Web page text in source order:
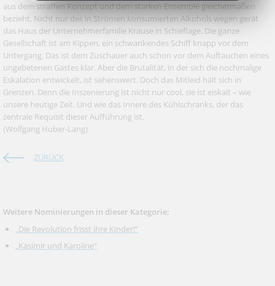
aus dem straffen Konzept und dem starken Ensemble gleichermaßen
bezieht. Nicht nur des in Strömen konsumierten Alkohols wegen gerät
das Haus der Unternehmerfamilie Krause in Schieflage. Die ganze
Gesellschaft ist am Kippen, ein schwankendes Schiff knapp vor dem
Untergang. Das ist dem Zuschauer auch schon vor dem Auftauchen eines
ungebetenen Gastes klar. Aber die Brutalität, in der sich die nochmalige
Eskalation entwickelt, ist sehenswert. Doch das Mitleid hält sich in
Grenzen. Denn die Inszenierung ist nicht nur cool, sie ist eiskalt – wie
unsere heutige Zeit. Und wie das Innere des Kühlschranks, der das
zentrale Requisit dieser Aufführung ist.
(Wolfgang Huber-Lang)
ZURÜCK
Weitere Nominierungen in dieser Kategorie:
„Die Revolution frisst ihre Kinder!“
„Kasimir und Karoline“